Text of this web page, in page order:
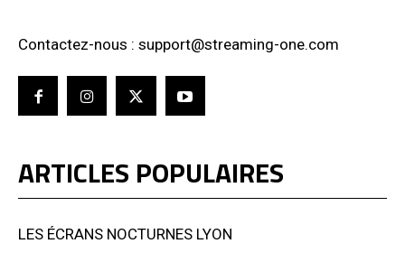
Contactez-nous : support@streaming-one.com
ARTICLES POPULAIRES
LES ÉCRANS NOCTURNES LYON